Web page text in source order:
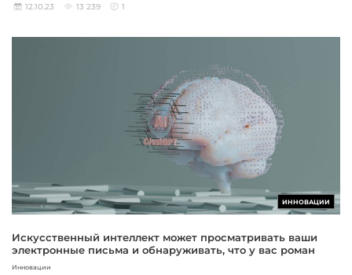
12.10.23 13 239 1
ИННОВАЦИИ
Искусственный интеллект может просматривать ваши
электронные письма и обнаруживать, что у вас роман
Инновации